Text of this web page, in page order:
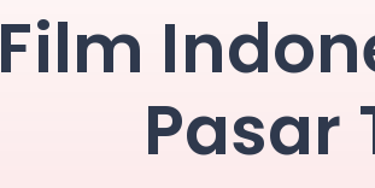
Film
Pasar